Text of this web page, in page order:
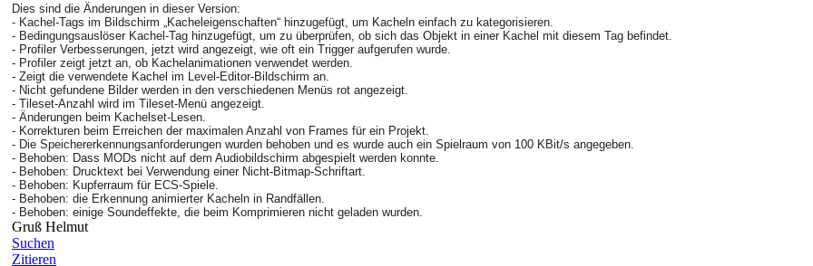
Dies sind die Änderungen in dieser Version:
- Kachel-Tags im Bildschirm „Kacheleigenschaften“ hinzugefügt, um Kacheln einfach zu kategorisieren.
- Bedingungsauslöser Kachel-Tag hinzugefügt, um zu überprüfen, ob sich das Objekt in einer Kachel mit diesem Tag befindet.
- Profiler Verbesserungen, jetzt wird angezeigt, wie oft ein Trigger aufgerufen wurde.
- Profiler zeigt jetzt an, ob Kachelanimationen verwendet werden.
- Zeigt die verwendete Kachel im Level-Editor-Bildschirm an.
- Nicht gefundene Bilder werden in den verschiedenen Menüs rot angezeigt.
- Tileset-Anzahl wird im Tileset-Menü angezeigt.
- Änderungen beim Kachelset-Lesen.
- Korrekturen beim Erreichen der maximalen Anzahl von Frames für ein Projekt.
- Die Speichererkennungsanforderungen wurden behoben und es wurde auch ein Spielraum von 100 KBit/s angegeben.
- Behoben: Dass MODs nicht auf dem Audiobildschirm abgespielt werden konnte.
- Behoben: Drucktext bei Verwendung einer Nicht-Bitmap-Schriftart.
- Behoben: Kupferraum für ECS-Spiele.
- Behoben: die Erkennung animierter Kacheln in Randfällen.
- Behoben: einige Soundeffekte, die beim Komprimieren nicht geladen wurden.
Gruß Helmut
Suchen
Zitieren